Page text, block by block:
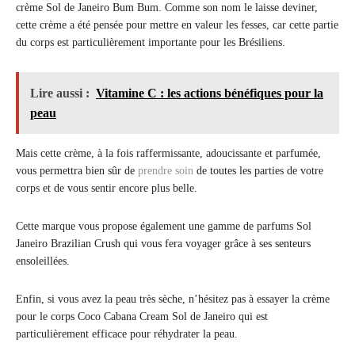
crème Sol de Janeiro Bum Bum. Comme son nom le laisse deviner,
cette crème a été pensée pour mettre en valeur les fesses, car cette partie
du corps est particulièrement importante pour les Brésiliens.
Lire aussi : Vitamine C : les actions bénéfiques pour la
peau
Mais cette crème, à la fois raffermissante, adoucissante et parfumée,
vous permettra bien sûr de prendre soin de toutes les parties de votre
corps et de vous sentir encore plus belle.
Cette marque vous propose également une gamme de parfums Sol
Janeiro Brazilian Crush qui vous fera voyager grâce à ses senteurs
ensoleillées.
Enfin, si vous avez la peau très sèche, n’hésitez pas à essayer la crème
pour le corps Coco Cabana Cream Sol de Janeiro qui est
particulièrement efficace pour réhydrater la peau.